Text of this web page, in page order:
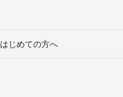
はじめての方へ